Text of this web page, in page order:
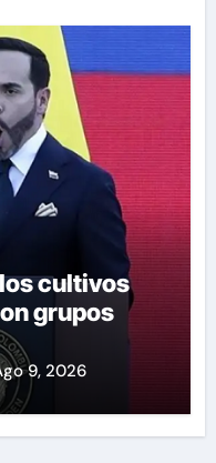
cultivos
grupos
9, 2026